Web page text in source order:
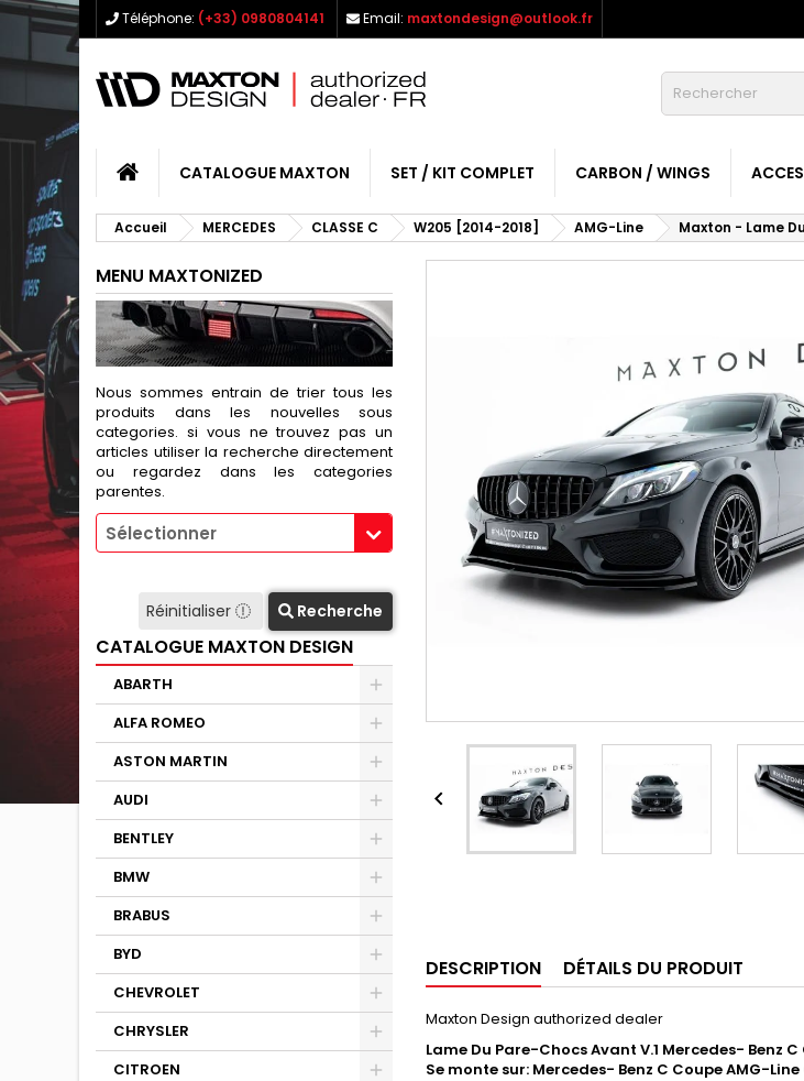
Téléphone: (+33) 0980804141 Email: maxtondesign@outlook.fr
CATALOGUE MAXTON SET / KIT COMPLET CARBON / WINGS
Accueil MERCEDES CLASSE C W205 [2014-2018] AMG-Line Maxton - Lame
MENU MAXTONIZED
Nous sommes entrain de trier tous les
produits dans les nouvelles sous
categories. si vous ne trouvez pas un
articles utiliser la recherche directement
ou regardez dans les categories
parentes.
Sélectionner
Réinitialiser Recherche
CATALOGUE MAXTON DESIGN
ABARTH
ALFA ROMEO
ASTON MARTIN
AUDI
BENTLEY
BMW
BRABUS
BYD
CHEVROLET
CHRYSLER
CITROEN

DESCRIPTION DÉTAILS DU PRODUIT
Maxton Design authorized dealer
Lame Du Pare-Chocs Avant V.1 Mercedes- Benz
Se monte sur: Mercedes- Benz C Coupe AMG-